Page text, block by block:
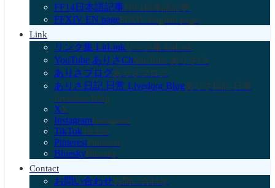
FF14日本語記事FF14日本語記事
FFXIV EN pageFFXIV English page
Link
リンク集 LitLink リンク集 LitLink
YouTube ありさChYouTube ありさCh
ありさブログありさブログ
ありさ日記 日常 Livedoor Blogありさ日記 日常
Livedoor Blog
XX
InstagramInstagram
TikTokTikTok
PinterestPinterest
BlueskyBluesky
Contact
お問い合わせお問い合わせ